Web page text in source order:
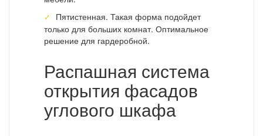
Пятистенная. Такая форма подойдет
только для больших комнат. Оптимальное
решение для гардеробной.
Распашная система
открытия фасадов
углового шкафа